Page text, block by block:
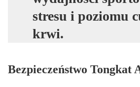
stresu i poziomu
krwi.
Bezpieczeństwo Tongkat